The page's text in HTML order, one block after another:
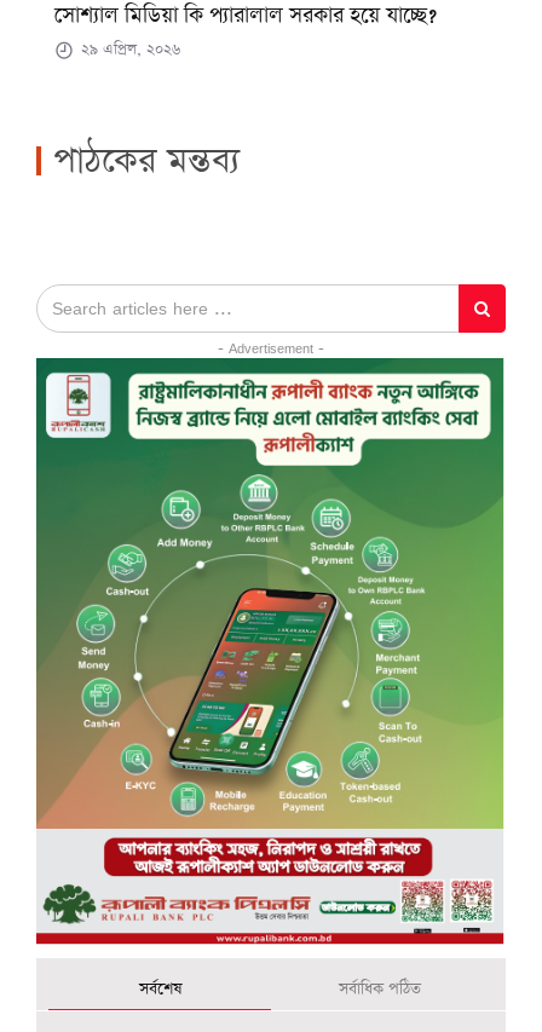
সোশ্যাল মিডিয়া কি প্যারালাল সরকার হয়ে যাচ্ছে?
২৯ এপ্রিল, ২০২৬
পাঠকের মন্তব্য
- Advertisement -
সর্বশেষ সর্বাধিক পঠিত